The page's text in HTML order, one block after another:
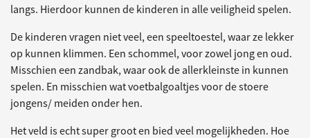
langs. Hierdoor kunnen de kinderen in alle veiligheid spelen.
De kinderen vragen niet veel, een speeltoestel, waar ze lekker
op kunnen klimmen. Een schommel, voor zowel jong en oud.
Misschien een zandbak, waar ook de allerkleinste in kunnen
spelen. En misschien wat voetbalgoaltjes voor de stoere
jongens/ meiden onder hen.
Het veld is echt super groot en bied veel mogelijkheden. Hoe